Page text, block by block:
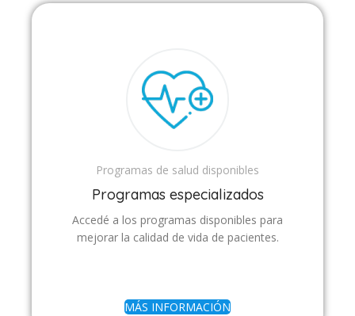
Programas de salud disponibles
Programas especializados
Accedé a los programas disponibles para
mejorar la calidad de vida de pacientes.
MÁS INFORMACIÓN